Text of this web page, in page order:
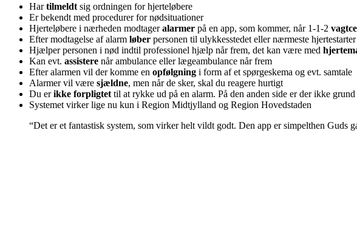
Hartilmeldt sig ordningen for hjerteløbere
Er bekendt med procedurer for nødsituationer
Hjerteløbere i nærheden modtageralarmer på en app, som kommer, når 1-1-2
Efter modtagelse af alarm løber personen til ulykkesstedet eller nærmeste hjertestarter
Hjælper personen i nød indtil professionel hjælp når frem, det kan være med
Kan evt. assistere når ambulance eller lægeambulance når frem
Efter alarmen vil der komme en opfølgning i form af et spørgeskema og evt. samtale
Alarmer vil være sjældne, men når de sker, skal du reagere hurtigt
Du erikke forpligtet til at rykke ud på en alarm. På den anden side er der ikke
Systemet virker lige nu kun i Region Midtjylland og Region Hovedstaden
“Det er et fantastisk system, som virker helt vildt godt. Den app er simpelthen